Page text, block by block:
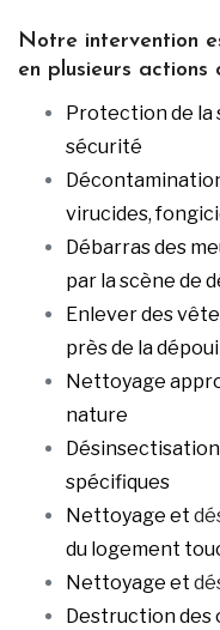
Notre intervention
en plusieurs actions
Protection de la
sécurité
virucides,
Débarras des
par la scène de
Enlever des
près de la
Nettoyage
nature
spécifiques
Nettoyage et
du logement
Nettoyage et
Destruction des